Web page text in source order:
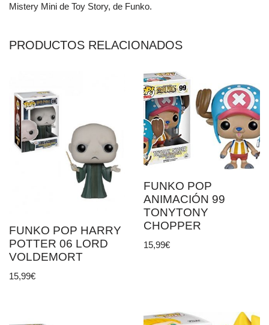
Mistery Mini de Toy Story, de Funko.
PRODUCTOS RELACIONADOS
FUNKO POP HARRY
POTTER 06 LORD
VOLDEMORT
15,99€
FUNKO POP
ANIMACIÓN 99
TONYTONY
CHOPPER
15,99€